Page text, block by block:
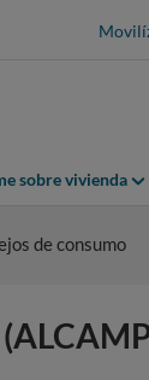
sobre vivienda
de consumo